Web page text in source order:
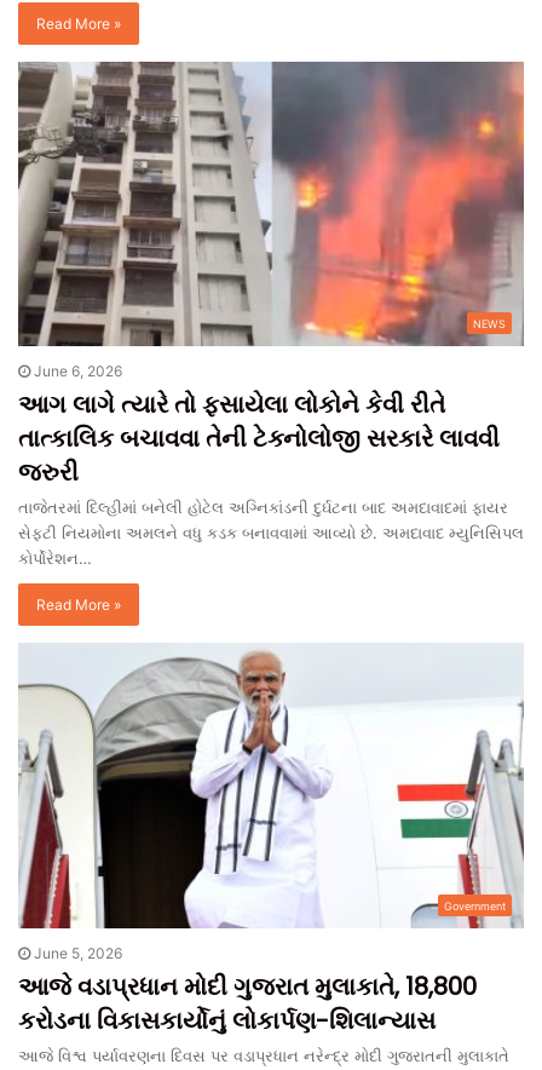
Read More »
NEWS
June 6, 2026
આગ લાગે ત્યારે તો ફસાયેલા લોકોને કેવી રીતે
તાત્કાલિક બચાવવા તેની ટેક્નોલોજી સરકારે લાવવી
જરુરી
તાજેતરમાં દિલ્હીમાં બનેલી હોટેલ અગ્નિકાંડની દુર્ઘટના બાદ અમદાવાદમાં ફાયર
સેફ્ટી નિયમોના અમલને વધુ કડક બનાવવામાં આવ્યો છે. અમદાવાદ મ્યુનિસિપલ
કોર્પોરેશન…
Read More »
Government
June 5, 2026
આજે વડાપ્રધાન મોદી ગુજરાત મુલાકાતે, 18,800
કરોડના વિકાસકાર્યોનું લોકાર્પણ-શિલાન્યાસ
આજે વિશ્વ પર્યાવરણના દિવસ પર વડાપ્રધાન નરેન્દ્ર મોદી ગુજરાતની મુલાકાતે